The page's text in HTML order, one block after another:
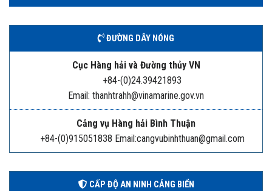
ĐƯỜNG DÂY NÓNG
Cục Hàng hải và Đường thủy VN
+84-(0)24.39421893
Email: thanhtrahh@vinamarine.gov.vn
Cảng vụ Hàng hải Bình Thuận
+84-(0)915051838 Email:cangvubinhthuan@gmail.com
CẤP ĐỘ AN NINH CẢNG BIỂN